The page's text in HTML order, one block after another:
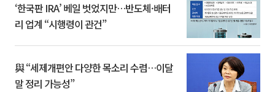
‘한국판 IRA’ 베일 벗었지만…반도체·배터
리 업계 “시행령이 관건”
與 “세제개편안 다양한 목소리 수렴…이달
말 정리 가능성”